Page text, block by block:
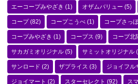
エーコープみやざき (1) オザムバリュー (5)
コープ(82) コープこうべ (1) コープさっ
コープみやざき (1) コープス (9) コープ北
サカガミオリジナル (5) サミットオリジナル
サンロード (2) ザプライス (3) ジョイフル
ジョイマート (2) スターセレクト (92) ス